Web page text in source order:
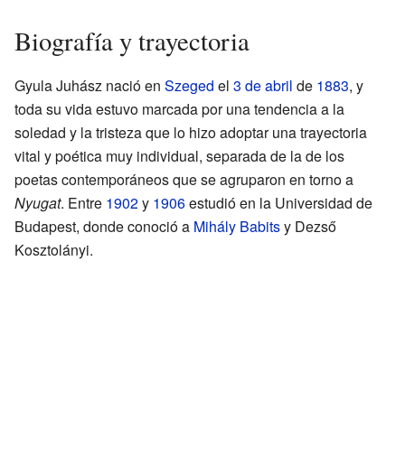
Biografía y trayectoria
Gyula Juhász nació en Szeged el 3 de abril de 1883, y
toda su vida estuvo marcada por una tendencia a la
soledad y la tristeza que lo hizo adoptar una trayectoria
vital y poética muy individual, separada de la de los
poetas contemporáneos que se agruparon en torno a
Nyugat. Entre 1902y 1906estudió en la Universidad de
Budapest, donde conoció a Mihály Babitsy Dezső
Kosztolányi.